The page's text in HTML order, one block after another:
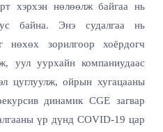
хэрхэн нөлөөлж байгаа нь
байна. Энэ судалгаа нь
нөхөх зорилгоор хоёрдогч
уул уурхайн компаниудаас
цуглуулж, ойрын хугацааны
динамик CGE загвар
үр дүнд COVID-19 цар